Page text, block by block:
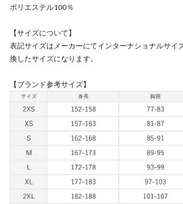
ポリエステル100％
【サイズについて】
表記サイズはメーカーにてインターナショナルサイ
換したサイズになります。
【ブランド参考サイズ】